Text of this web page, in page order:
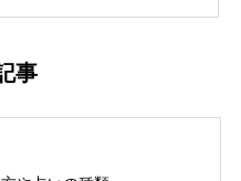
事